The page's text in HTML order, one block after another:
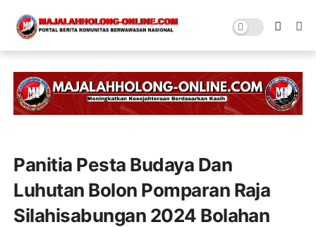
Panitia Pesta Budaya Dan
Luhutan Bolon Pomparan Raja
Silahisabungan 2024 Bolahan